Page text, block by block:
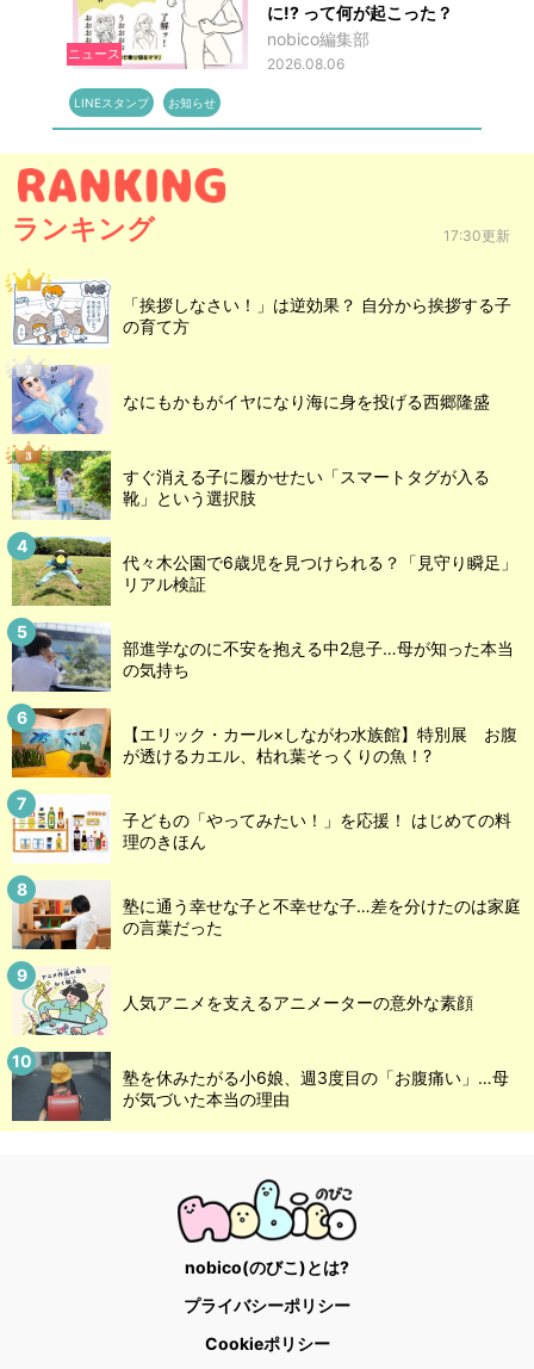
ニュース
に!? って何が起こった？
nobico編集部
2026.08.06
LINEスタンプ お知らせ
ランキング 17:30更新
「挨拶しなさい！」は逆効果？ 自分から挨拶する子
の育て方
なにもかもがイヤになり海に身を投げる西郷隆盛
すぐ消える子に履かせたい「スマートタグが入る
靴」という選択肢
代々木公園で6歳児を見つけられる？「見守り瞬足」
リアル検証
部進学なのに不安を抱える中2息子…母が知った本当
の気持ち
【エリック・カール×しながわ水族館】特別展 お腹
が透けるカエル、枯れ葉そっくりの魚！?
子どもの「やってみたい！」を応援！ はじめての料
理のきほん
塾に通う幸せな子と不幸せな子…差を分けたのは家庭
の言葉だった
人気アニメを支えるアニメーターの意外な素顔
塾を休みたがる小6娘、週3度目の「お腹痛い」…母
が気づいた本当の理由
nobico(のびこ)とは?
プライバシーポリシー
Cookieポリシー